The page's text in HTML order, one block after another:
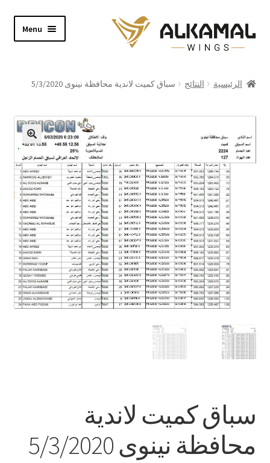
Skip
to
navigation
Skip
to
content
Menu
Video
Contact
الرئيسية النتائج سباق كميت لاندية محافظة نينوى 5/3/2020
سباق كميت لاندية
محافظة نينوى 5/3/2020